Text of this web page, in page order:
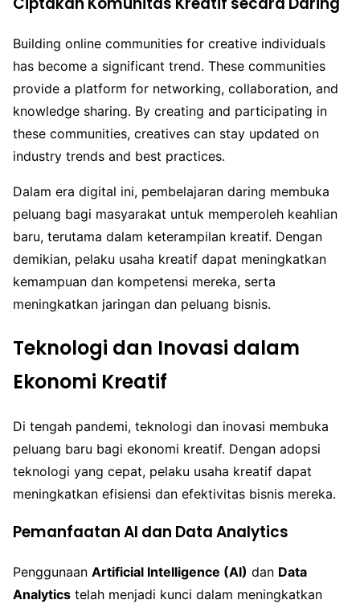
Building online communities for creative individuals
has become a significant trend. These communities
provide a platform for networking, collaboration, and
knowledge sharing. By creating and participating in
these communities, creatives can stay updated on
industry trends and best practices.
Dalam era digital ini, pembelajaran daring membuka
peluang bagi masyarakat untuk memperoleh keahlian
baru, terutama dalam keterampilan kreatif. Dengan
demikian, pelaku usaha kreatif dapat meningkatkan
kemampuan dan kompetensi mereka, serta
meningkatkan jaringan dan peluang bisnis.
Teknologi dan Inovasi dalam
Ekonomi Kreatif
Di tengah pandemi, teknologi dan inovasi membuka
peluang baru bagi ekonomi kreatif. Dengan adopsi
teknologi yang cepat, pelaku usaha kreatif dapat
meningkatkan efisiensi dan efektivitas bisnis mereka.
Pemanfaatan AI dan Data Analytics
Penggunaan Artificial Intelligence (AI) dan Data
Analytics telah menjadi kunci dalam meningkatkan